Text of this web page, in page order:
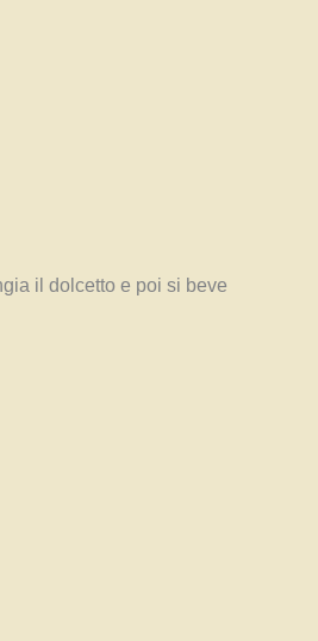
il dolcetto e poi si beve